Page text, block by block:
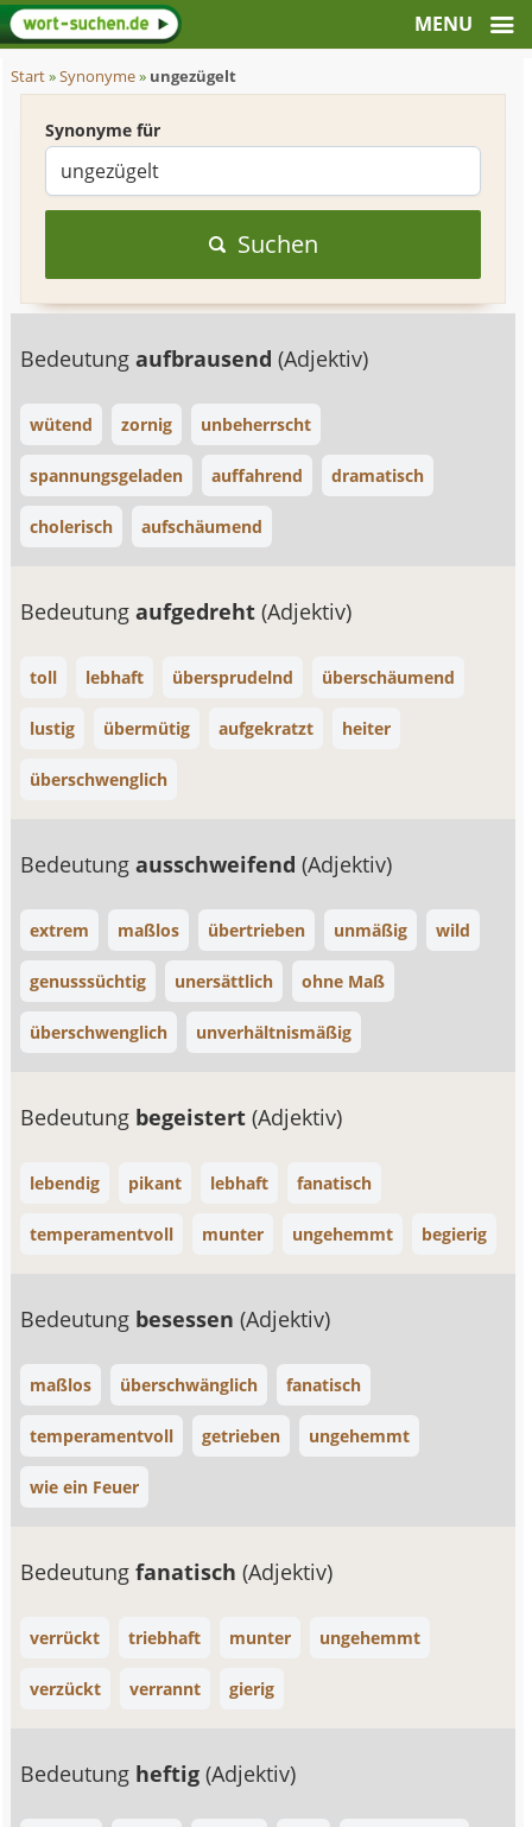
Start»Synonyme» ungezügelt
Synonyme für
Suchen
Bedeutungaufbrausend(Adjektiv)
wütend zornig unbeherrscht
spannungsgeladen auffahrend dramatisch
cholerisch aufschäumend
Bedeutungaufgedreht(Adjektiv)
toll lebhaft übersprudelnd überschäumend
lustig übermütig aufgekratzt heiter
überschwenglich
Bedeutungausschweifend(Adjektiv)
extrem maßlos übertrieben unmäßig wild
genusssüchtig unersättlich ohne Maß
überschwenglich unverhältnismäßig
Bedeutung begeistert(Adjektiv)
lebendig pikant lebhaft fanatisch
temperamentvoll munter ungehemmt begierig
Bedeutung besessen(Adjektiv)
maßlos überschwänglich fanatisch
temperamentvoll getrieben ungehemmt
wie ein Feuer
Bedeutungfanatisch(Adjektiv)
verrückt triebhaft munter ungehemmt
verzückt verrannt gierig
Bedeutung heftig(Adjektiv)